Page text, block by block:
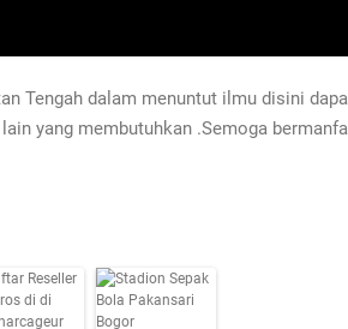
Tengah dalam menuntut ilmu disini
yang membutuhkan .Semoga